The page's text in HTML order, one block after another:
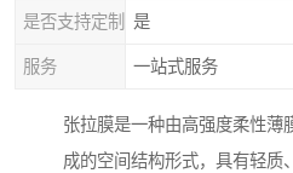
是否支持定制 是
服务 一站式服务
张拉膜是一种由高强度柔性薄
成的空间结构形式，具有轻质